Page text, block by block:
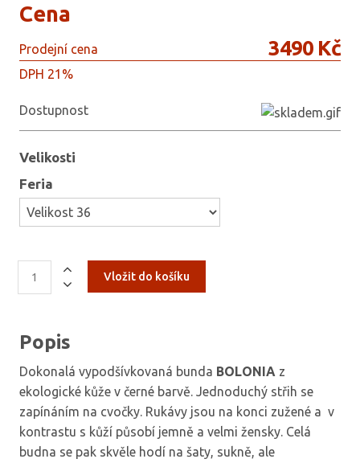
Cena
Prodejní cena 3490 Kč
DPH 21%
Dostupnost
Velikosti
Feria
Popis
Dokonalá vypodšívkovaná bunda BOLONIA z
ekologické kůže v černé barvě. Jednoduchý střih se
zapínáním na cvočky. Rukávy jsou na konci zužené a v
kontrastu s kůží působí jemně a velmi žensky. Celá
budna se pak skvěle hodí na šaty, sukně, ale